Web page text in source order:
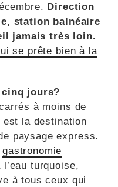
Direction
station balnéaire
jamais très loin.
se prête bien à la
cinq jours?
à moins de
est la destination
paysage express.
gastronomie
turquoise,
à tous ceux qui